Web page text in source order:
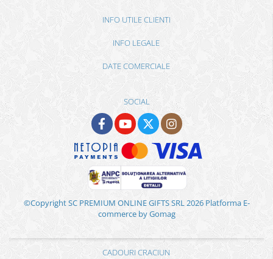
INFO UTILE CLIENTI
INFO LEGALE
DATE COMERCIALE
SOCIAL
©Copyright SC PREMIUM ONLINE GIFTS SRL 2026 Platforma E-
commerce by Gomag
CADOURI CRACIUN